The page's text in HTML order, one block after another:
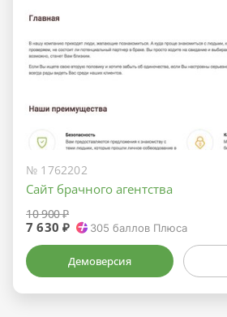
№ 1762202
Сайт брачного агентства
10 900 ₽
7 630 ₽ 305 баллов Плюса
Демоверсия